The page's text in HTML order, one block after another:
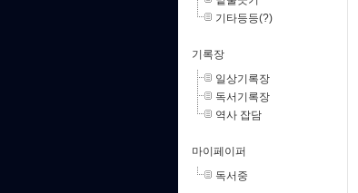
기타등등(?)
기록장
일상기록장
독서기록장
역사 잡담
마이페이퍼
독서중